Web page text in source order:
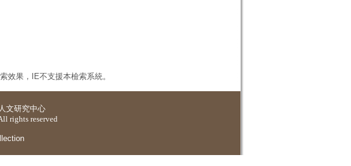
效果，IE不支援本檢索系統。
文研究中心
rights reserved